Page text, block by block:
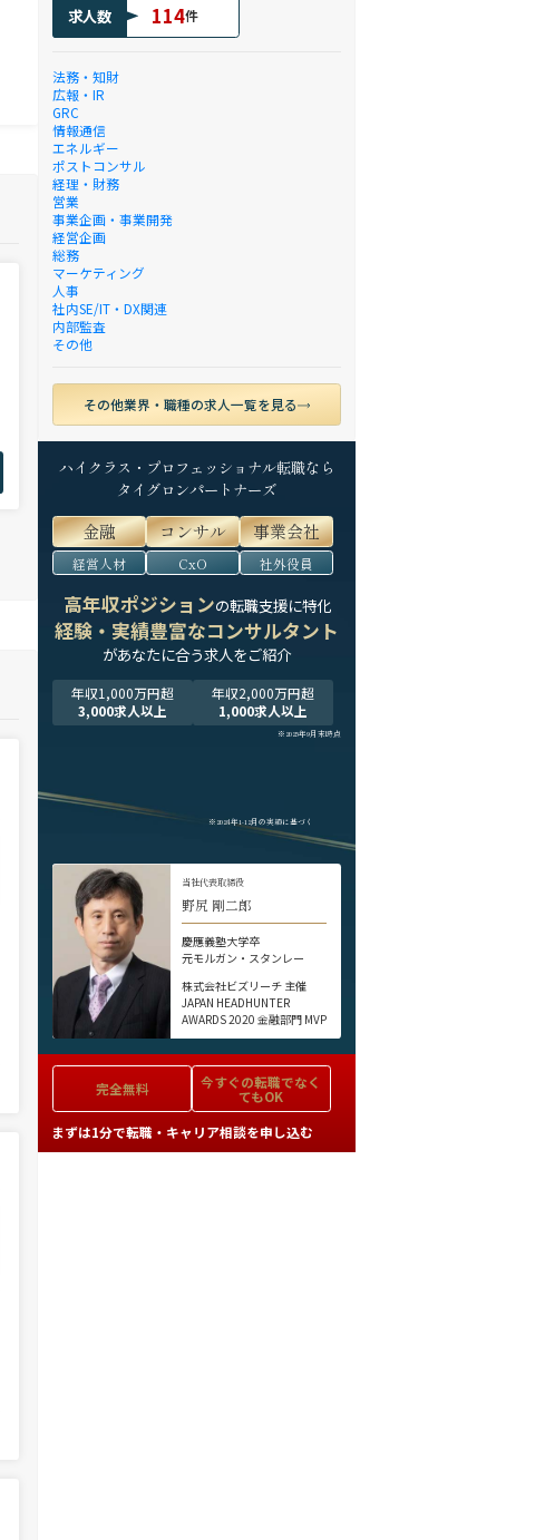
求人数 114件
法務・知財
広報・IR
GRC
情報通信
エネルギー
ポストコンサル
経理・財務
営業
事業企画・事業開発
経営企画
総務
マーケティング
人事
社内SE/IT・DX関連
内部監査
その他
その他業界・職種の求人一覧を見る
ハイクラス・プロフェッショナル転職なら
タイグロンパートナーズ
金融 コンサル 事業会社
経営人材 CxO 社外役員
高年収ポジションの転職支援に特化
経験・実績豊富なコンサルタント
があなたに合う求人をご紹介
年収1,000万円超
3,000求人以上
年収2,000万円超
1,000求人以上
※2025年9月末時点
※2024年1-12月の実績に基づく
当社代表取締役
野尻 剛二郎
慶應義塾大学卒
元モルガン・スタンレー
株式会社ビズリーチ 主催
JAPAN HEADHUNTER
AWARDS 2020 金融部門 MVP
完全無料 今すぐの転職でなく
てもOK
まずは1分で転職・キャリア相談を申し込む